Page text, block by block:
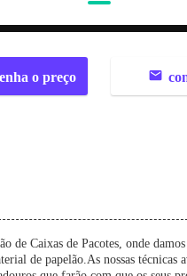
o preço
de Caixas de Pacotes, onde
de papelão.As nossas técnicas